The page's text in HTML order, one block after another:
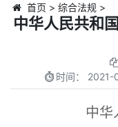
首页 > 综合法规 >
中华人民共和
时间： 2021-
中华